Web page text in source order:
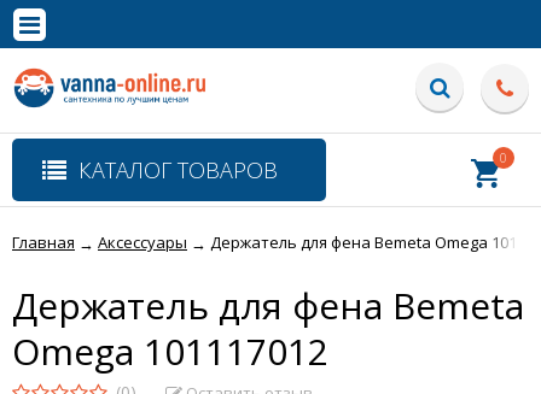
Полная версия сайта
КАТАЛОГ ТОВАРОВ 0
Главная → Аксессуары → Держатель для фена Bemeta Omega
Держатель для фена Bemeta
Omega 101117012